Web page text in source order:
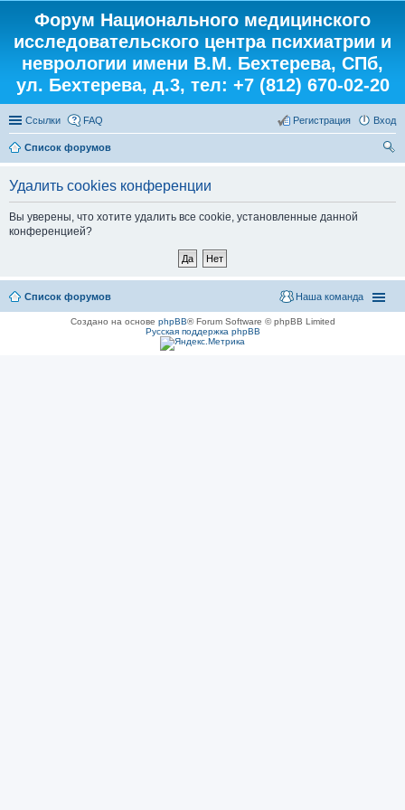
Форум Национального медицинского
исследовательского центра психиатрии и
неврологии имени В.М. Бехтерева, СПб,
ул. Бехтерева, д.3, тел: +7 (812) 670-02-20
Ссылки FAQ Вход
Регистрация
Список форумов
Удалить cookies конференции
Вы уверены, что хотите удалить все cookie, установленные данной
конференцией?
Список форумов Наша команда
Создано на основе phpBB® Forum Software © phpBB Limited
Русская поддержка phpBB